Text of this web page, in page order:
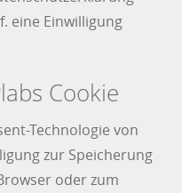
eine Einwilligung
Cookie
Technologie von
zur Speicherung
oder zum